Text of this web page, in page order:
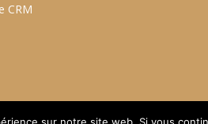
CRM